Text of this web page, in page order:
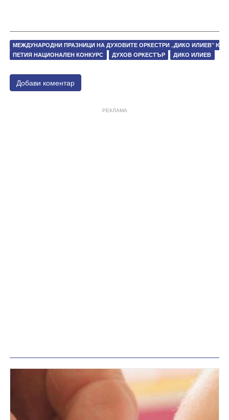
МЕЖДУНАРОДНИ ПРАЗНИЦИ НА ДУХОВИТЕ ОРКЕСТРИ „ДИКО ИЛИЕВ” Ю
ПЕТИЯ НАЦИОНАЛЕН КОНКУРС
ДУХОВ ОРКЕСТЪР ДИКО ИЛИЕВ
Добави коментар
РЕКЛАМА